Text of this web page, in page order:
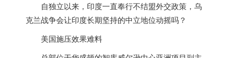
自独立以来， 印度一直奉行不结盟外交政策，乌
克兰战争会让印度长期坚持的中立地位动摇吗？
美国施压效果难料